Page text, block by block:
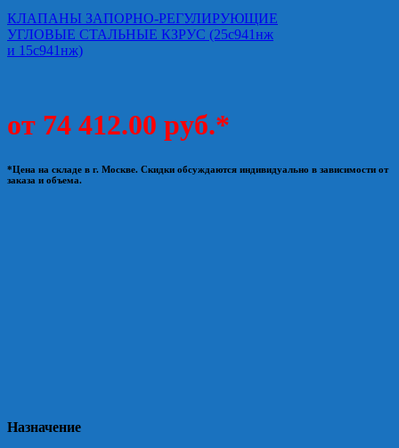
КЛАПАНЫ ЗАПОРНО-РЕГУЛИРУЮЩИЕ
УГЛОВЫЕ СТАЛЬНЫЕ КЗРУС (25с941нж
и 15с941нж)
от 74 412.00 руб.*
*Цена на складе в г. Москве. Скидки обсуждаются индивидуально в зависимости от
заказа и объема.
Назначение